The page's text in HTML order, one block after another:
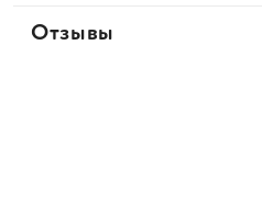
Отзывы